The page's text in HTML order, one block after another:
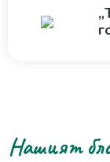
Нашият